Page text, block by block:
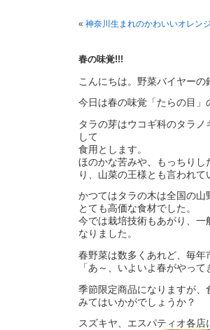
« 神奈川生まれのかわいいオレン
春の味覚!!!
こんにちは。野菜バイヤーの
今日は春の味覚「たらの目」
タラの芽はウコギ科のタラ
して
食用とします。
ほのかな苦みや、もっちり
り、山菜の王様とも言われて
かつてはタラの木は全国の
とても高価な食材でした。
今では栽培技術もあがり、
なりました。
春野菜は数多くあれど、毎
「あ～、いよいよ春がやっ
季節限定商品になりますが
みてはいかがでしょうか？
スズキヤ、エスパティオ各